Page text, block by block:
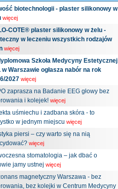
biotechnologii - plaster silikonowy w
więcej
COTE® plaster silikonowy w żelu -
w leczeniu wszystkich rodzajów
więcej
Szkoła Medycyny Estetycznej
w Warszawie ogłasza nabór na rok
2027 więcej
zaprasza na Badanie EEG głowy bez
i kolejek! więcej
uśmiechu i zadbana skóra - to
w jednym miejscu więcej
piersi – czy warto się na nią
więcej
stomatologia – jak dbać o
jamy ustnej więcej
magnetyczny Warszawa - bez
bez kolejki w Centrum Medycyny